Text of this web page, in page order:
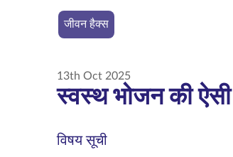
जीवन हैक्स
13th Oct 2025
स्वस्थ भोजन की
विषय सूची